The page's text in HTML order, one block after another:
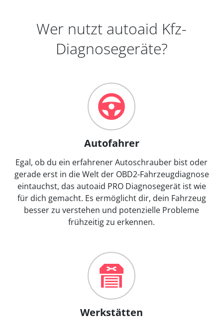
Wer nutzt autoaid Kfz-
Diagnosegeräte?
Autofahrer
Egal, ob du ein erfahrener Autoschrauber bist oder
gerade erst in die Welt der OBD2-Fahrzeugdiagnose
eintauchst, das autoaid PRO Diagnosegerät ist wie
für dich gemacht. Es ermöglicht dir, dein Fahrzeug
besser zu verstehen und potenzielle Probleme
frühzeitig zu erkennen.
Werkstätten